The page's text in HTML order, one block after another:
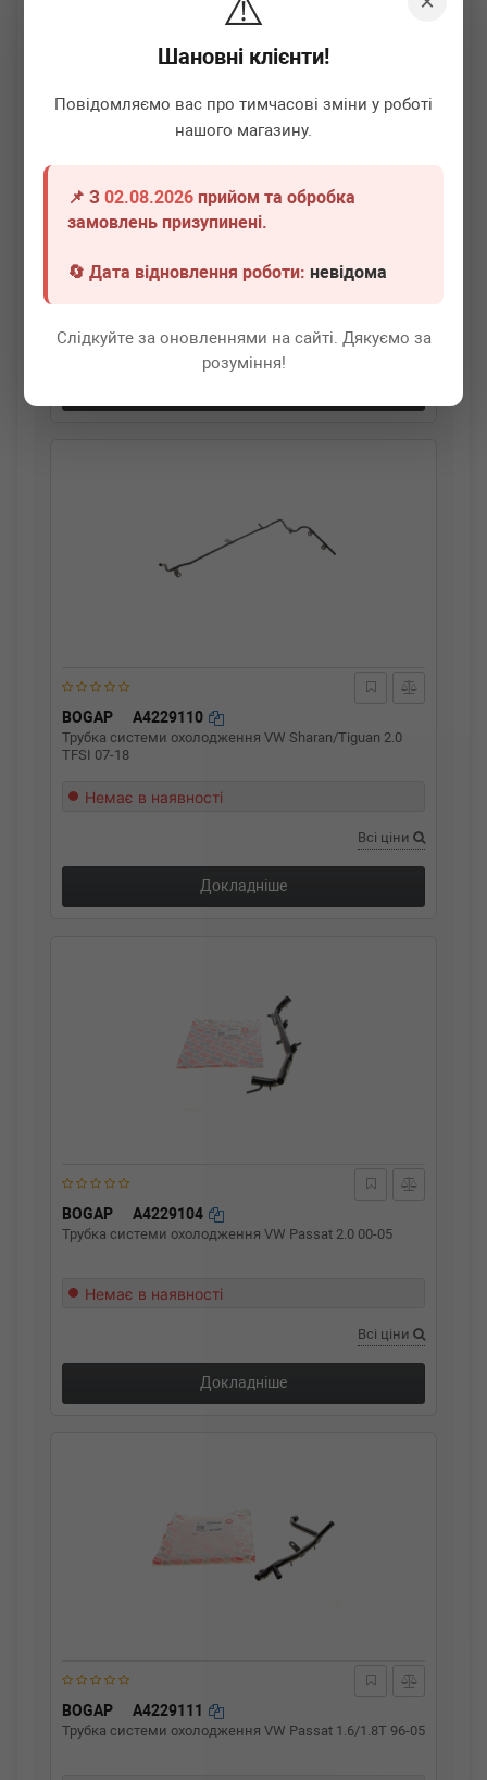
Шановні клієнти!
Повідомляємо вас про тимчасові зміни у роботі
нашого магазину.
📌 З02.08.2026 прийом та обробка
замовлень призупинені.
🔄 Дата відновлення роботи:невідома
Слідкуйте за оновленнями на сайті. Дякуємо за
розуміння!
BOGAP A4229125
Всі ціни
BOGAP A4229110
Трубка системи охолодження VW Sharan/Tiguan 2.0
TFSI 07-18
Немає в наявності
Всі ціни
Докладніше
BOGAP A4229104
Трубка системи охолодження VW Passat 2.0 00-05
Немає в наявності
Всі ціни
Докладніше
BOGAP A4229111
Трубка системи охолодження VW Passat 1.6/1.8T 96-05